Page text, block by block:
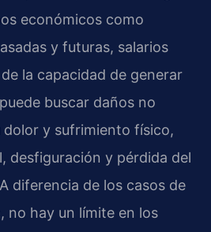
económicos como
y futuras, salarios
la capacidad de generar
buscar daños no
y sufrimiento físico,
desfiguración y pérdida del
diferencia de los casos de
no hay un límite en los